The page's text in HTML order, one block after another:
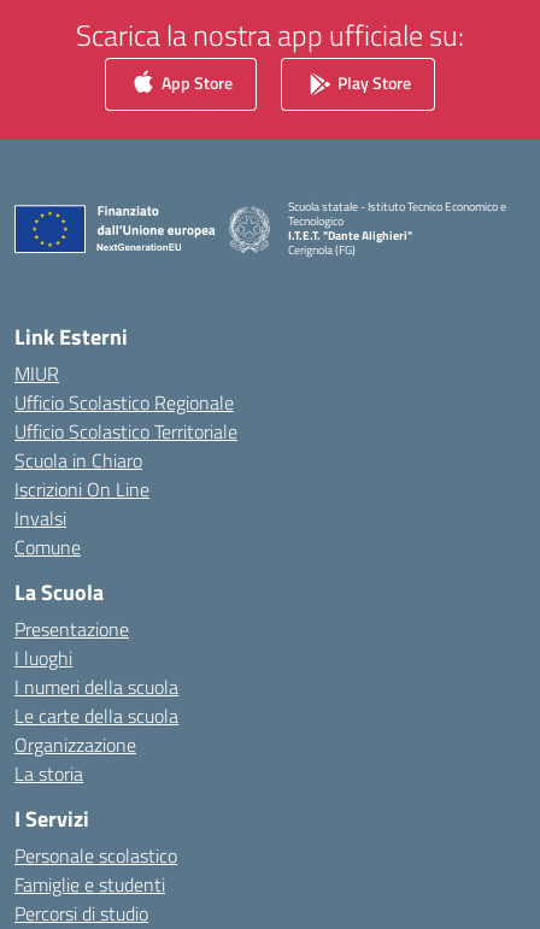
Scarica la nostra app ufficiale su:
App Store Play Store
Scuola statale - Istituto Tecnico Economico e
Tecnologico
I.T.E.T. "Dante Alighieri"
Cerignola (FG)
— Visita la pagina iniziale della scuola
Link Esterni
MIUR
Ufficio Scolastico Regionale
Ufficio Scolastico Territoriale
Scuola in Chiaro
Iscrizioni On Line
Invalsi
Comune
La Scuola
Presentazione
I luoghi
I numeri della scuola
Le carte della scuola
Organizzazione
La storia
I Servizi
Personale scolastico
Famiglie e studenti
Percorsi di studio